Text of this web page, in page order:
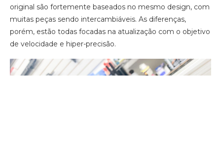
original são fortemente baseados no mesmo design, com
muitas peças sendo intercambiáveis. As diferenças,
porém, estão todas focadas na atualização com o objetivo
de velocidade e hiper-precisão.